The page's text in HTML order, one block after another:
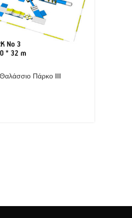
Πάρκο III